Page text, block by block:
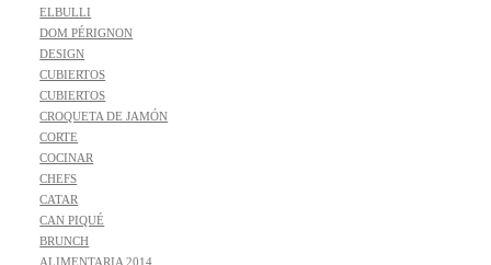
ELBULLI
DOM PÉRIGNON
DESIGN
CUBIERTOS
CUBIERTOS
CROQUETA DE JAMÓN
CORTE
COCINAR
CHEFS
CATAR
CAN PIQUÉ
BRUNCH
ALIMENTARIA 2014